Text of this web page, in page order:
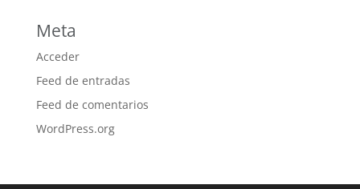
Meta
Acceder
Feed de entradas
Feed de comentarios
WordPress.org